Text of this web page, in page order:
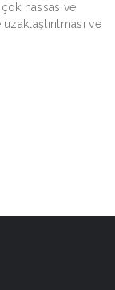
hassas ve
ve